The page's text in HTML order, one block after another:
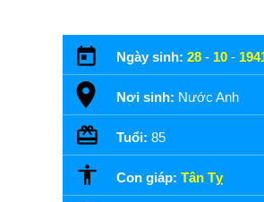
Ngày sinh: 28 - 10 -
Nơi sinh: Nước Anh
Tuổi: 85
Con giáp: Tân Tỵ